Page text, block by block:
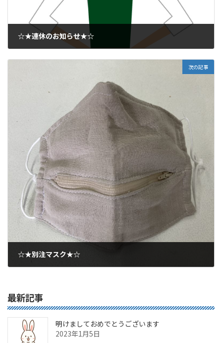
☆★連休のお知らせ★☆
次の記事
☆★別注マスク★☆
最新記事
明けましておめでとうございます
2023年1月5日